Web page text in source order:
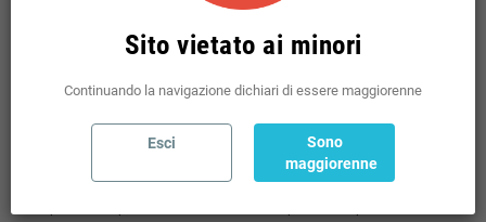
8,42 €
(incl. imp. consumo: 1,52 €)
8,42 €
(incl. imp. consumo: 1,52 €)
Sito vietato ai minori
Continuando la navigazione dichiari di essere maggiorenne
Esci
Sono
maggiorenne